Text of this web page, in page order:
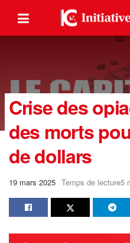
Crise des
des morts
de dollars
19 mars 2025 Temps de lecture5